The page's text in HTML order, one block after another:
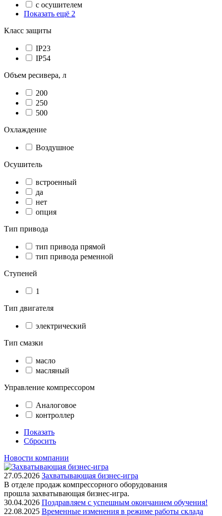
с осушителем
Показать ещё 2
Класс защиты
IP23
IP54
Объем ресивера, л
200
250
500
Охлаждение
Воздушное
Осушитель
встроенный
да
нет
опция
Тип привода
тип привода прямой
тип привода ременной
Ступеней
1
Тип двигателя
электрический
Тип смазки
масло
масляный
Управление компрессором
Аналоговое
контроллер
Показать
Сбросить
Новости компании
27.05.2026 Захватывающая бизнес-игра
В отделе продаж компрессорного оборудования
прошла захватывающая бизнес-игра.
30.04.2026 Поздравляем с успешным окончанием обучения!
22.08.2025 Временные изменения в режиме работы склада